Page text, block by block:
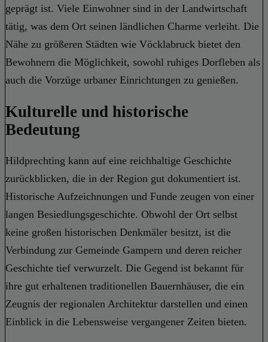
geprägt ist. Viele Einwohner sind in der Landwirtschaft
tätig, was dem Ort seinen ländlichen Charme verleiht. Die
Nähe zu größeren Städten wie Vöcklabruck bietet den
Bewohnern die Möglichkeit, sowohl ruhiges Dorfleben als
auch die Vorzüge urbaner Einrichtungen zu genießen.
Kulturelle und historische
Bedeutung
Hildprechting kann auf eine reichhaltige Geschichte
zurückblicken, die in der Region gut dokumentiert ist.
Historische Aufzeichnungen und Funde zeugen von einer
langen Besiedlungsgeschichte. Obwohl der Ort selbst
keine großen historischen Denkmäler besitzt, ist die
Verbindung zur Gemeinde Gampern und deren reicher
Geschichte tief verwurzelt. Die Gegend ist bekannt für
ihre gut erhaltenen traditionellen Bauernhäuser, die ein
Zeugnis der regionalen Architektur darstellen und einen
Einblick in die Lebensweise vergangener Zeiten bieten.